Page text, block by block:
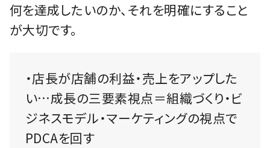
何を達成したいのか、それを明確にすること
が大切です。
・店長が店舗の利益・売上をアップした
い…成長の三要素視点＝組織づくり・ビ
ジネスモデル・マーケティングの視点で
PDCAを回す